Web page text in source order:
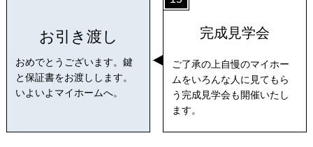
お引き渡し
おめでとうございます。鍵
と保証書をお渡しします。
いよいよマイホームへ。
完成見学会
ご了承の上自慢のマイホー
ムをいろんな人に見てもら
う完成見学会も開催いたし
ます。